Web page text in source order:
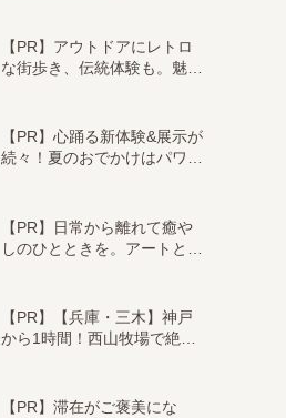
【PR】アウトドアにレトロ
な街歩き、伝統体験も。魅…
【PR】心踊る新体験&展示が
続々！夏のおでかけはパワ…
【PR】日常から離れて癒や
しのひとときを。アートと…
【PR】【兵庫・三木】神戸
から1時間！西山牧場で絶…
【PR】滞在がご褒美にな